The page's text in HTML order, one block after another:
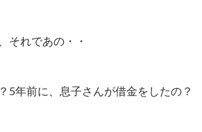
それであの・・
5年前に、息子さんが借金をしたの？